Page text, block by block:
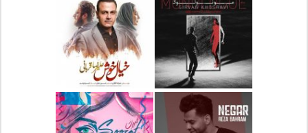
دانلود آلبوم جدید سیروان
خسروی بنام مونولوگ
دانلود آهنگ جدید علیرضا
قربانی بنام خیال خوش